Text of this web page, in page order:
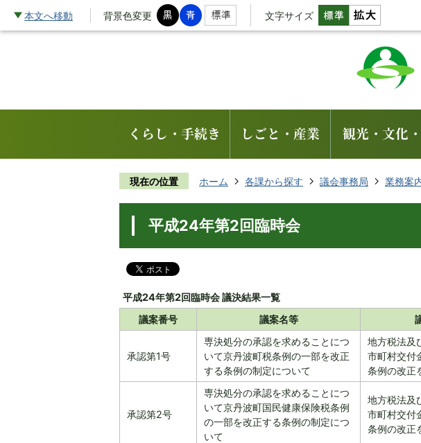
本文へ移動 背景色変更 文字サイズ
くらし・手続き しごと・産業 観光・文化
現在の位置 ホーム 各課から探す 議会事務局 業務案
平成24年第2回臨時会
平成24年第2回臨時会 議決結果一覧
議案番号
議案名等
承認第1号
専決処分の承認を求めることにつ
いて京丹波町税条例の一部を改正
する条例の制定について
地方税法及
市町村交付
条例の改正
承認第2号
専決処分の承認を求めることにつ
いて京丹波町国民健康保険税条例
の一部を改正する条例の制定につ
いて
地方税法及
市町村交付
条例の改正